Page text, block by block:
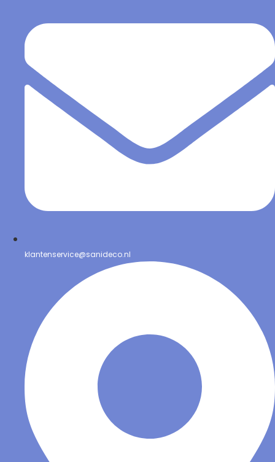
klantenservice@sanideco.nl